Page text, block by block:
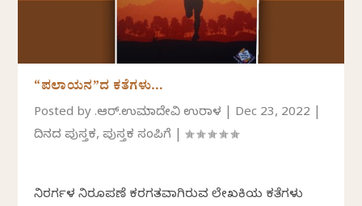
“ಪಲಾಯನ”ದ ಕತೆಗಳು…
Posted by ಕೆ.ಆರ್.ಉಮಾದೇವಿ ಉರಾಳ Dec 23, 2022
ದಿನದ ಪುಸ್ತಕ,ಪುಸ್ತಕ ಸಂಪಿಗೆ |
ನಿರರ್ಗಳ ನಿರೂಪಣೆ ಕರಗತವಾಗಿರುವ ಲೇಖಕಿಯ ಕತೆಗಳು